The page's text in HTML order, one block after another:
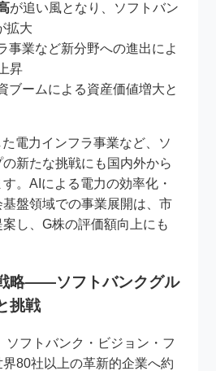
が追い風となり、ソフトバン
拡大
事業など新分野への進出によ
昇
ブームによる資産価値増大と
電力インフラ事業など、ソ
新たな挑戦にも国内外から
。AIによる電力の効率化・
盤領域での事業展開は、市
し、G株の評価額向上にも
略――ソフトバンクグル
挑戦
ソフトバンク・ビジョン・フ
80社以上の革新的企業へ約